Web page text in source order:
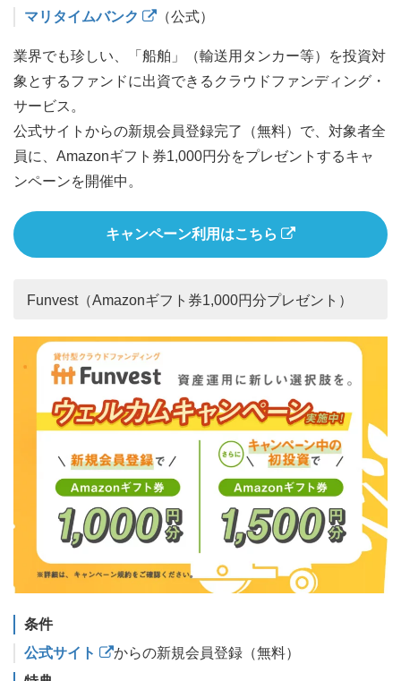
マリタイムバンク （公式）
業界でも珍しい、「船舶」（輸送用タンカー等）を投資対
象とするファンドに出資できるクラウドファンディング・
サービス。
公式サイトからの新規会員登録完了（無料）で、対象者全
員に、Amazonギフト券1,000円分をプレゼントするキャ
ンペーンを開催中。
キャンペーン利用はこちら
Funvest（Amazonギフト券1,000円分プレゼント）
条件
公式サイト
からの新規会員登録（無料）